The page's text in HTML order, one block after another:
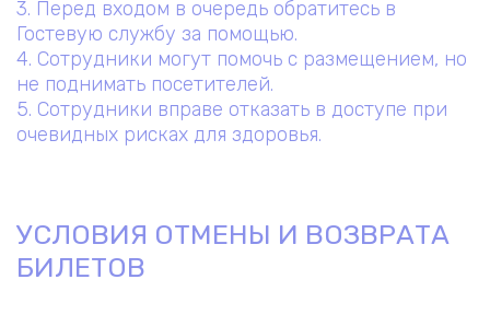
3. Перед входом в очередь обратитесь в
Гостевую службу за помощью.
4. Сотрудники могут помочь с размещением, но
не поднимать посетителей.
5. Сотрудники вправе отказать в доступе при
очевидных рисках для здоровья.
УСЛОВИЯ ОТМЕНЫ И ВОЗВРАТА
БИЛЕТОВ